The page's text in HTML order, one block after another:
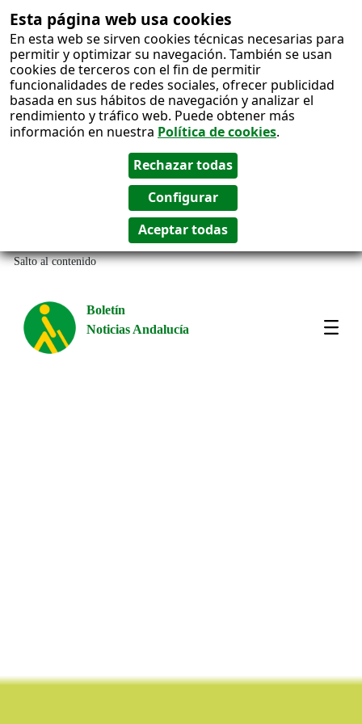
Esta página web usa cookies
En esta web se sirven cookies técnicas necesarias para
permitir y optimizar su navegación. También se usan
cookies de terceros con el fin de permitir
funcionalidades de redes sociales, ofrecer publicidad
basada en sus hábitos de navegación y analizar el
rendimiento y tráfico web. Puede obtener más
información en nuestra Política de cookies.
Salto al contenido
Boletín
Noticias Andalucía